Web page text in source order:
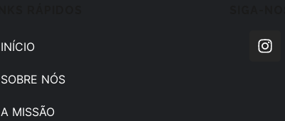
INÍCIO
SOBRE NÓS
A MISSÃO